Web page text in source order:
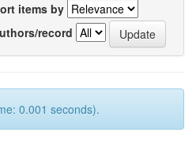
items by
record
0.001 seconds).